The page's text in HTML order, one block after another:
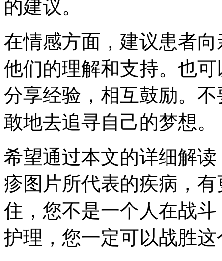
的建议。
在情感方面，建议患者
他们的理解和支持。也
分享经验，相互鼓励。
敢地去追寻自己的梦想。
希望通过本文的详细解
疹图片所代表的疾病，
住，您不是一个人在战
护理，您一定可以战胜